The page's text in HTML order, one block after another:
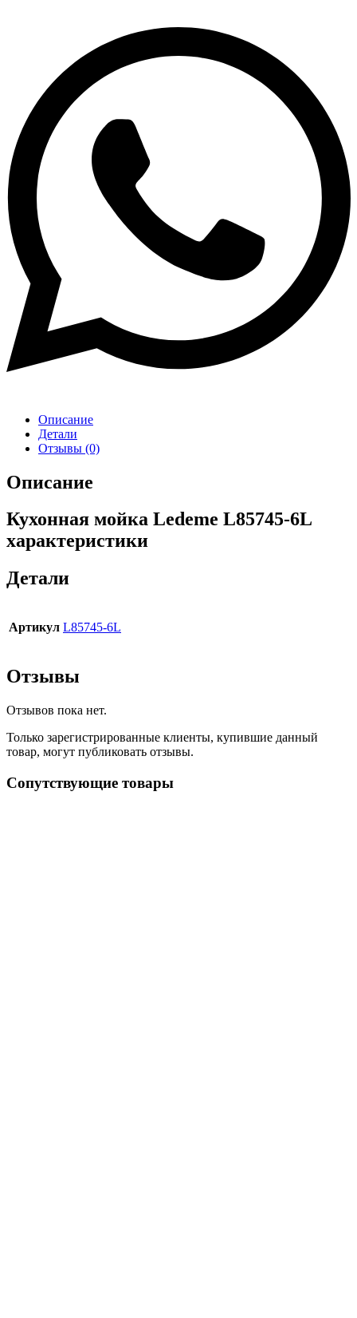
Описание
Детали
Отзывы (0)
Описание
Кухонная мойка Ledeme L85745-6L
характеристики
Детали
Артикул L85745-6L
Отзывы
Отзывов пока нет.
Только зарегистрированные клиенты, купившие данный
товар, могут публиковать отзывы.
Сопутствующие товары